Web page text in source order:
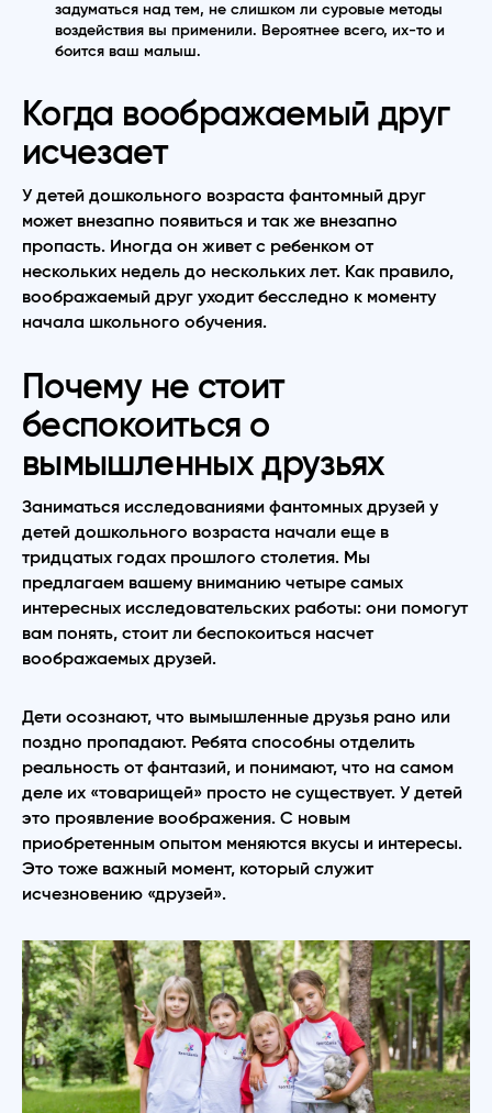
задуматься над тем, не слишком ли суровые методы
воздействия вы применили. Вероятнее всего, их-то и
боится ваш малыш.
Когда воображаемый друг
исчезает
У детей дошкольного возраста фантомный друг
может внезапно появиться и так же внезапно
пропасть. Иногда он живет с ребенком от
нескольких недель до нескольких лет. Как правило,
воображаемый друг уходит бесследно к моменту
начала школьного обучения.
Почему не стоит
беспокоиться о
вымышленных друзьях
Заниматься исследованиями фантомных друзей у
детей дошкольного возраста начали еще в
тридцатых годах прошлого столетия. Мы
предлагаем вашему вниманию четыре самых
интересных исследовательских работы: они помогут
вам понять, стоит ли беспокоиться насчет
воображаемых друзей.
Дети осознают, что вымышленные друзья рано или
поздно пропадают. Ребята способны отделить
реальность от фантазий, и понимают, что на самом
деле их «товарищей» просто не существует. У детей
это проявление воображения. С новым
приобретенным опытом меняются вкусы и интересы.
Это тоже важный момент, который служит
исчезновению «друзей».